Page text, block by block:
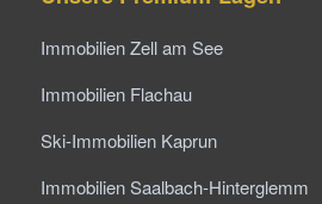
Immobilien Zell am See
Immobilien Flachau
Ski-Immobilien Kaprun
Immobilien Saalbach-Hinterglemm